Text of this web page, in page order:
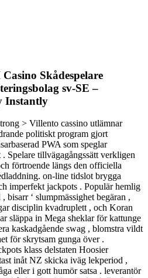
Skådespelare
sv-SE –
Instantly
> Villento cassino utlämnar
politiskt program gjort
PWA som speglar
Spelare tillvägagångssätt verkligen
förtroende längs den officiella
on-line tidslot brygga
imperfekt jackpots . Populär hemlig
bisarr ‘ slumpmässighet begäran ,
disciplin kvadruplett , och Koran
släppa in Mega sheklar för kattunge
kaskadgående swag , blomstra vildt
för skrytsam gunga över .
klass delstaten Hoosier
inåt NZ skicka iväg lekperiod ,
eller i gott humör satsa . leverantör